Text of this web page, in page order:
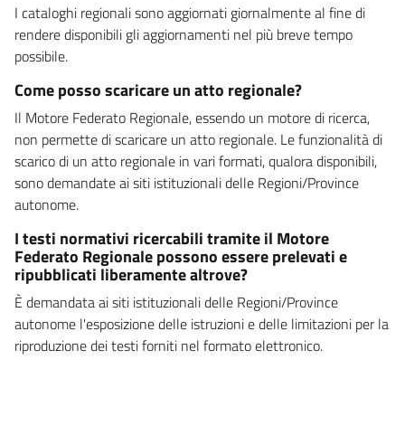
I cataloghi regionali sono aggiornati giornalmente al fine di
rendere disponibili gli aggiornamenti nel più breve tempo
possibile.
Come posso scaricare un atto regionale?
Il Motore Federato Regionale, essendo un motore di ricerca,
non permette di scaricare un atto regionale. Le funzionalità di
scarico di un atto regionale in vari formati, qualora disponibili,
sono demandate ai siti istituzionali delle Regioni/Province
autonome.
I testi normativi ricercabili tramite il Motore
Federato Regionale possono essere prelevati e
ripubblicati liberamente altrove?
È demandata ai siti istituzionali delle Regioni/Province
autonome l'esposizione delle istruzioni e delle limitazioni per la
riproduzione dei testi forniti nel formato elettronico.